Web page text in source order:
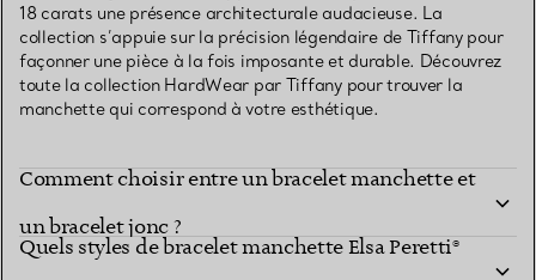
18 carats une présence architecturale audacieuse. La
collection s’appuie sur la précision légendaire de Tiffany pour
façonner une pièce à la fois imposante et durable. Découvrez
toute la collection HardWear par Tiffany pour trouver la
manchette qui correspond à votre esthétique.
Comment choisir entre un bracelet manchette et
un bracelet jonc ?
Quels styles de bracelet manchette Elsa Peretti®